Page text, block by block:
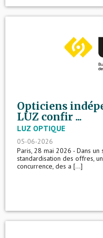
Opticiens
LUZ confir ...
LUZ OPTIQUE
05-06-2026
Paris, 28 mai 2026 - Dans
standardisation des offres,
concurrence, des a [...]